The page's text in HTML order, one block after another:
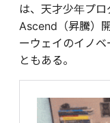
は、天才少年プ
Ascend（昇騰）
ーウェイのイノ
ともある。